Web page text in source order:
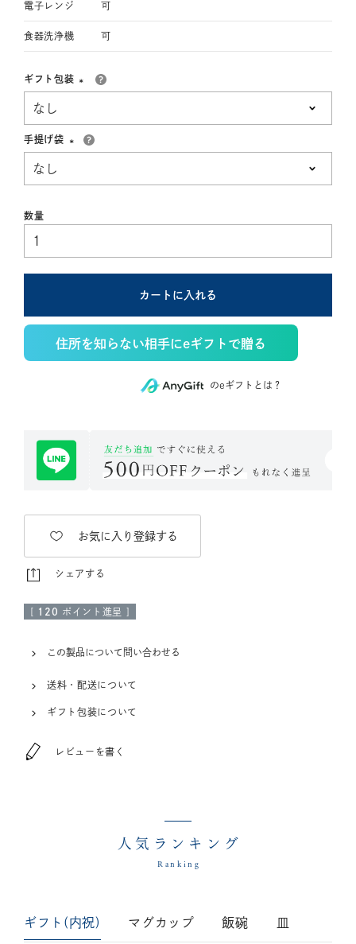
電子レンジ 可
食器洗浄機 可
ギフト包装
手提げ袋
カートに入れる
住所を知らない相手にeギフトで贈る
のeギフトとは？
お気に入り登録する
シェアする
[ 120 ポイント進呈 ]
この製品について問い合わせる
送料・配送について
ギフト包装について
レビューを書く
人気ランキング
Ranking
ギフト(内祝) マグカップ 飯碗 皿